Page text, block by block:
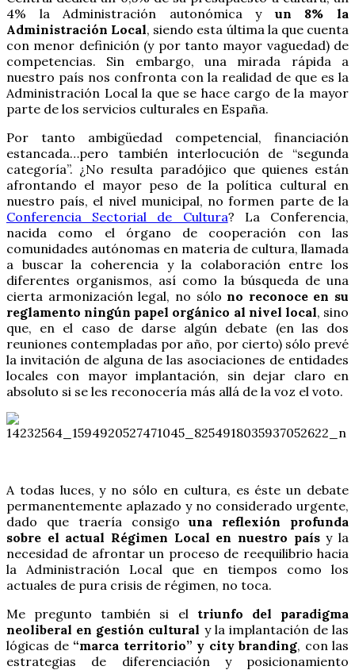
4% la Administración autonómica yun 8% la
Administración Local, siendo esta última la que cuenta
con menor definición (y por tanto mayor vaguedad) de
competencias. Sin embargo, una mirada rápida a
nuestro país nos confronta con la realidad de que es la
Administración Local la que se hace cargo de la mayor
parte de los servicios culturales en España.
Por tanto ambigüedad competencial, financiación
estancada…pero también interlocución de “segunda
categoría”. ¿No resulta paradójico que quienes están
afrontando el mayor peso de la política cultural en
nuestro país, el nivel municipal, no formen parte de la
Conferencia Sectorial de Cultura? La Conferencia,
nacida como el órgano de cooperación con las
comunidades autónomas en materia de cultura, llamada
a buscar la coherencia y la colaboración entre los
diferentes organismos, así como la búsqueda de una
cierta armonización legal, no sólono reconoce en su
reglamento ningún papel orgánico al nivel local, sino
que, en el caso de darse algún debate (en las dos
reuniones contempladas por año, por cierto) sólo prevé
la invitación de alguna de las asociaciones de entidades
locales con mayor implantación, sin dejar claro en
absoluto si se les reconocería más allá de la voz el voto.
A todas luces, y no sólo en cultura, es éste un debate
permanentemente aplazado y no considerado urgente,
dado que traería consigouna reflexión profunda
sobre el actual Régimen Local en nuestro paísy la
necesidad de afrontar un proceso de reequilibrio hacia
la Administración Local que en tiempos como los
actuales de pura crisis de régimen, no toca.
Me pregunto también si el triunfo del paradigma
neoliberal en gestión cultural y la implantación de las
lógicas de “marca territorio” y city branding, con las
estrategias de diferenciación y posicionamiento